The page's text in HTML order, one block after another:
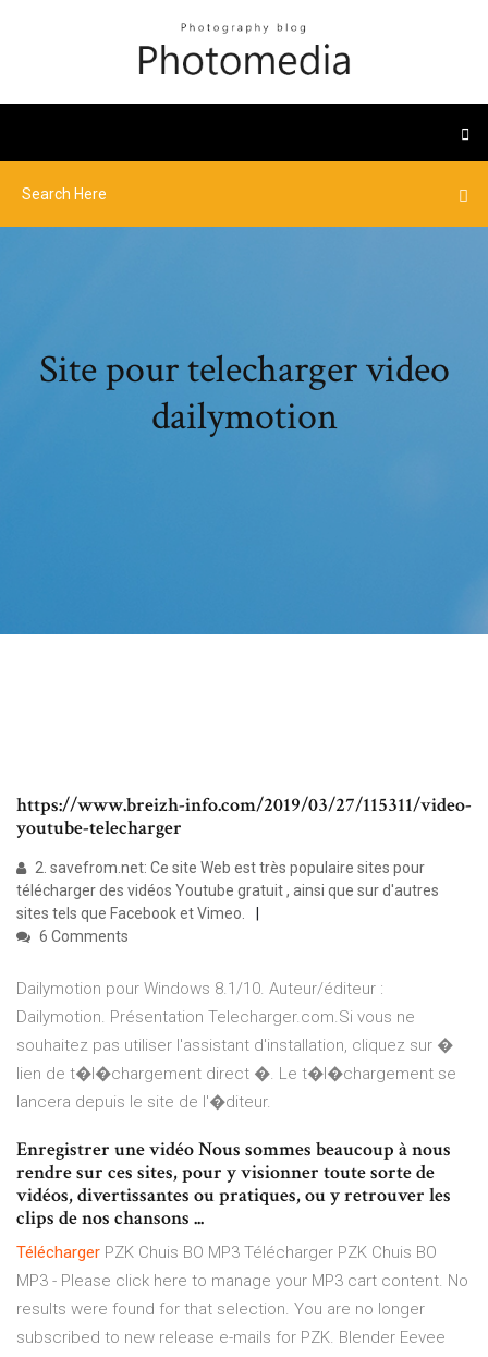
Site pour telecharger video
dailymotion
https://www.breizh-info.com/2019/03/27/115311/video-
youtube-telecharger
2. savefrom.net: Ce site Web est très populaire sites pour
télécharger des vidéos Youtube gratuit , ainsi que sur d'autres
sites tels que Facebook et Vimeo.
6 Comments
Dailymotion pour Windows 8.1/10. Auteur/éditeur :
Dailymotion. Présentation Telecharger.com.Si vous ne
souhaitez pas utiliser l'assistant d'installation, cliquez sur �
lien de t�l�chargement direct �. Le t�l�chargement se
lancera depuis le site de l'�diteur.
Enregistrer une vidéo Nous sommes beaucoup à nous
rendre sur ces sites, pour y visionner toute sorte de
vidéos, divertissantes ou pratiques, ou y retrouver les
clips de nos chansons ...
Télécharger PZK Chuis BO MP3 Télécharger PZK Chuis BO
MP3 - Please click here to manage your MP3 cart content. No
results were found for that selection. You are no longer
subscribed to new release e-mails for PZK. Blender Eevee